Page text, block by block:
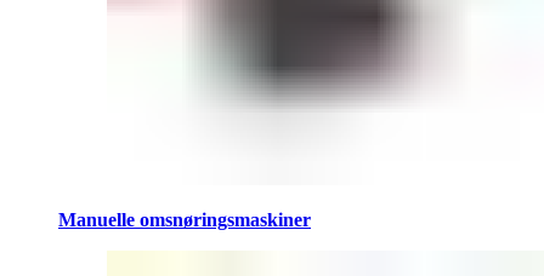
Manuelle omsnøringsmaskiner